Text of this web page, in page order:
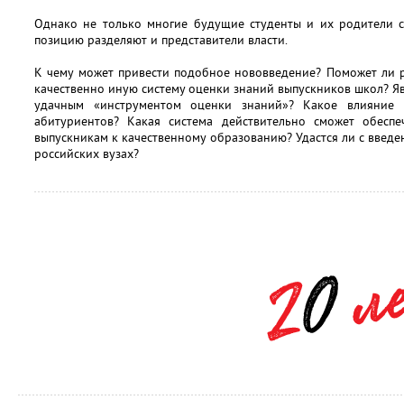
Однако не только многие будущие студенты и их родители
позицию разделяют и представители власти.
К чему может привести подобное нововведение? Поможет
качественно иную систему оценки знаний выпускников школ?
удачным «инструментом оценки знаний»? Какое
абитуриентов? Какая система действительно сможет
выпускникам к качественному образованию? Удастся ли с
российских вузах?